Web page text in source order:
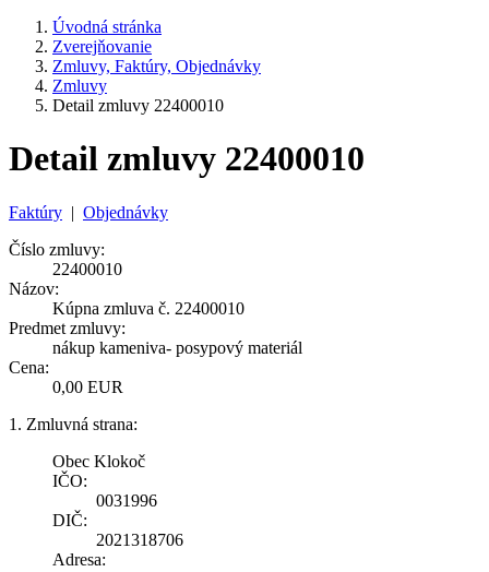
Úvodná stránka
Zverejňovanie
Zmluvy, Faktúry, Objednávky
Zmluvy
Detail zmluvy 22400010
Detail zmluvy 22400010
Faktúry | Objednávky
Číslo zmluvy:
22400010
Názov:
Kúpna zmluva č. 22400010
Predmet zmluvy:
nákup kameniva- posypový materiál
Cena:
0,00 EUR
1. Zmluvná strana:
Obec Klokoč
IČO:
0031996
DIČ:
2021318706
Adresa: